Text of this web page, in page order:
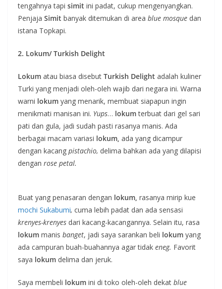
tengahnya tapi simit ini padat, cukup mengenyangkan.
Penjaja Simit banyak ditemukan di area blue mosque dan
istana Topkapi.
2. Lokum/ Turkish Delight
Lokum atau biasa disebut Turkish Delight adalah kuliner
Turki yang menjadi oleh-oleh wajib dari negara ini. Warna
warni lokum yang menarik, membuat siapapun ingin
menikmati manisan ini. Yups… lokumterbuat dari gel sari
pati dan gula, jadi sudah pasti rasanya manis. Ada
berbagai macam variasi lokum, ada yang dicampur
dengan kacang pistachio, delima bahkan ada yang dilapisi
dengan rose petal.
Buat yang penasaran dengan lokum, rasanya mirip kue
mochi Sukabumi, cuma lebih padat dan ada sensasi
krenyes-krenyes dari kacang-kacangannya. Selain itu, rasa
lokum manis banget, jadi saya sarankan beli lokum yang
ada campuran buah-buahannya agar tidak eneg. Favorit
saya lokum delima dan jeruk.
Saya membeli lokum ini di toko oleh-oleh dekat blue